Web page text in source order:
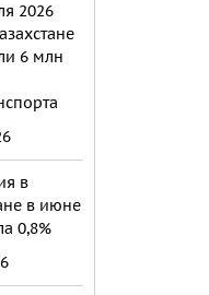
2026
6 млн
в
в июне
0,8%